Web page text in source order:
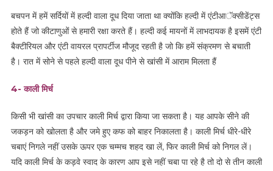
बचपन में हमें सर्दियों में हल्दी वाला दूध दिया जाता था क्योंकि हल्दी में एंटीआॅक्सीडेंट्स
होते हैं जो कीटाणुओं से हमारी रक्षा करते हैं। हल्दी कई मायनों में लाभदायक है इसमें एंटी
बैक्टीरियल और एंटी वायरल प्रापर्टीज मौजूद रहती है जो कि हमें संक्रमण से बचाती
है। रात में सोने से पहले हल्दी वाला दूध पीने से खांसी में आराम मिलता हैं
4- काली मिर्च
किसी भी खांसी का उपचार काली मिर्च द्वारा किया जा सकता है। यह आपके सीने की
जकड़न को खोलता है और जमे हुए कफ को बाहर निकालता है। काली मिर्च धीरे-धीरे
चबाएं निगले नहीं उसके ऊपर एक चम्मच शहद खा लें, फिर काली मिर्च को निगल लें।
यदि काली मिर्च के कड़वे स्वाद के कारण आप इसे नहीं चबा पा रहे है तो दो से तीन काली